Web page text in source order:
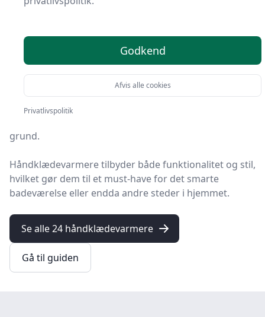
på lager
Velkommen til din comprehensive guide til alt, hvad du
behøver at vide omhåndklædevarmere.
Disse innovative enheder, også kendt som
håndklæderadiatorer eller håndklædetørrere, har
grund.
Håndklædevarmeretilbyder både funktionalitet og stil,
hvilket gør dem til et must-have for det smarte
badeværelse eller endda andre steder i hjemmet.
Se alle 24 håndklædevarmere
Gå til guiden
Godkend
Afvis alle cookies
Privatlivspolitik